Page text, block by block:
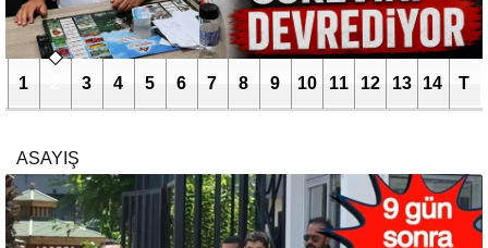
1 3 4 5 6 7 8 9 10 11 12 13 14 T
ASAYIŞ